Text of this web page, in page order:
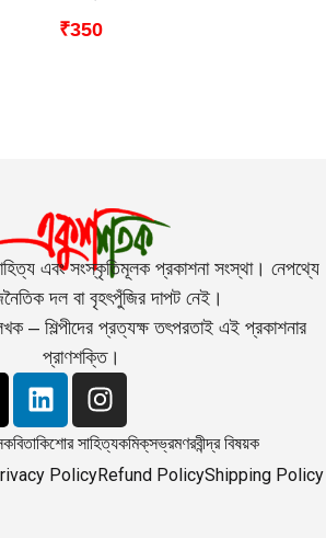
₹350
এবং সংস্কৃতিমূলক প্রকাশনা সংস্থা। নেপথ্যে
দল বা বৃহৎপুঁজির দাপট নেই।
– শিল্পীদের প্রত্যক্ষ তৎপরতাই এই প্রকাশনার
প্রাণশক্তি।
কবিতাকিশোর সাহিত্যকমিক্‌সভ্রমণরবীন্দ্র বিষয়ক
PolicyRefund PolicyShipping Policy